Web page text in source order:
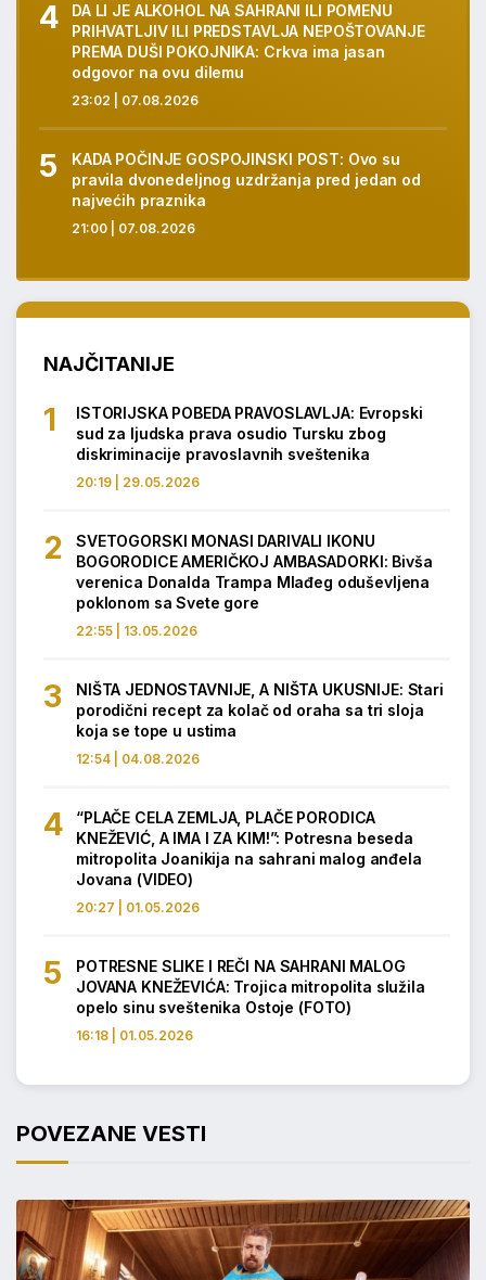
23:02 | 07.08.2026
DA LI JE ALKOHOL NA SAHRANI ILI POMENU
PRIHVATLJIV ILI PREDSTAVLJA NEPOŠTOVANJE
PREMA DUŠI POKOJNIKA: Crkva ima jasan
odgovor na ovu dilemu
21:00 | 07.08.2026
KADA POČINJE GOSPOJINSKI POST: Ovo su
pravila dvonedeljnog uzdržanja pred jedan od
najvećih praznika
NAJČITANIJE
20:19 | 29.05.2026
ISTORIJSKA POBEDA PRAVOSLAVLJA: Evropski
sud za ljudska prava osudio Tursku zbog
diskriminacije pravoslavnih sveštenika
22:55 | 13.05.2026
SVETOGORSKI MONASI DARIVALI IKONU
BOGORODICE AMERIČKOJ AMBASADORKI: Bivša
verenica Donalda Trampa Mlađeg oduševljena
poklonom sa Svete gore
12:54 | 04.08.2026
NIŠTA JEDNOSTAVNIJE, A NIŠTA UKUSNIJE: Stari
porodični recept za kolač od oraha sa tri sloja
koja se tope u ustima
20:27 | 01.05.2026
“PLAČE CELA ZEMLJA, PLAČE PORODICA
KNEŽEVIĆ, A IMA I ZA KIM!”: Potresna beseda
mitropolita Joanikija na sahrani malog anđela
Jovana (VIDEO)
16:18 | 01.05.2026
POTRESNE SLIKE I REČI NA SAHRANI MALOG
JOVANA KNEŽEVIĆA: Trojica mitropolita služila
opelo sinu sveštenika Ostoje (FOTO)
POVEZANE VESTI